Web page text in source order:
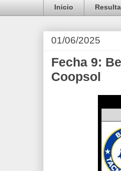
Inicio
01/06/2025
Fecha 9:
Coopsol